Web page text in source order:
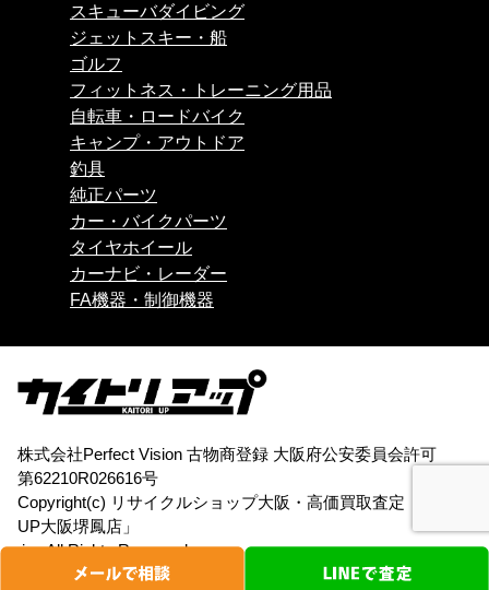
スキューバダイビング
ジェットスキー・船
ゴルフ
フィットネス・トレーニング用品
自転車・ロードバイク
キャンプ・アウトドア
釣具
純正パーツ
カー・バイクパーツ
タイヤホイール
カーナビ・レーダー
FA機器・制御機器
株式会社Perfect Vision 古物商登録 大阪府公安委員会許可
第62210R026616号
Copyright(c) リサイクルショップ大阪・高価買取査定「買取
UP大阪堺鳳店」
.inc All Rights Reserved.